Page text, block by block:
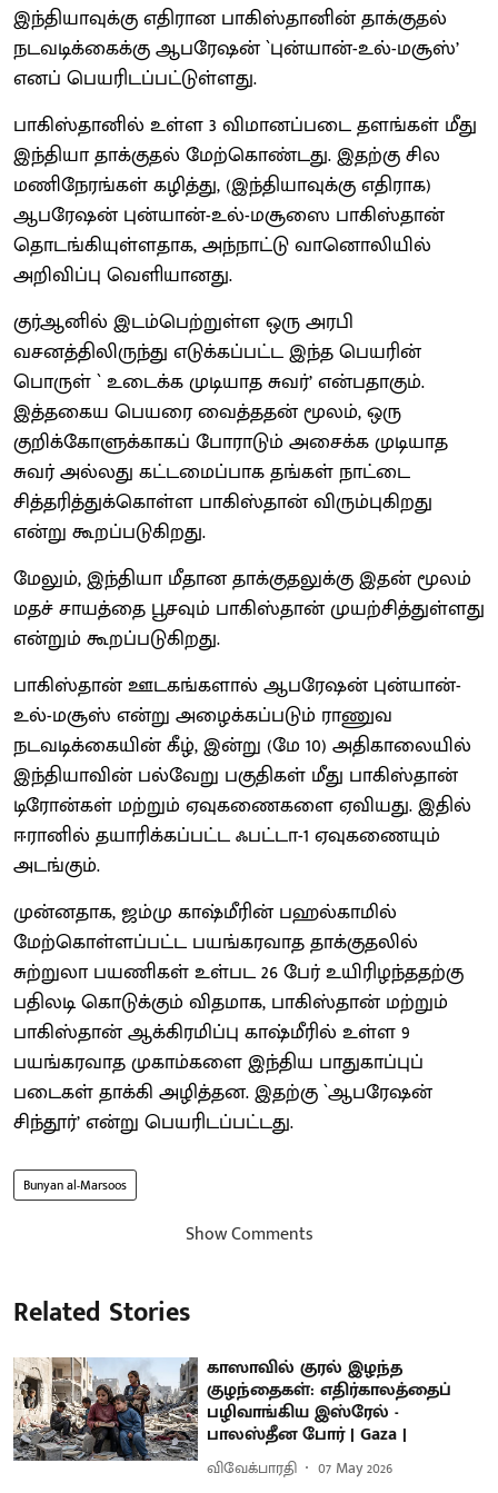
இந்தியாவுக்கு எதிரான பாகிஸ்தானின் தாக்குதல்
நடவடிக்கைக்கு ஆபரேஷன் `புன்யான்-உல்-மசூஸ்’
எனப் பெயரிடப்பட்டுள்ளது.
பாகிஸ்தானில் உள்ள 3 விமானப்படை தளங்கள் மீது
இந்தியா தாக்குதல் மேற்கொண்டது. இதற்கு சில
மணிநேரங்கள் கழித்து, (இந்தியாவுக்கு எதிராக)
ஆபரேஷன் புன்யான்-உல்-மசூஸை பாகிஸ்தான்
தொடங்கியுள்ளதாக, அந்நாட்டு வானொலியில்
அறிவிப்பு வெளியானது.
குர்ஆனில் இடம்பெற்றுள்ள ஒரு அரபி
வசனத்திலிருந்து எடுக்கப்பட்ட இந்த பெயரின்
பொருள் ` உடைக்க முடியாத சுவர்’ என்பதாகும்.
இத்தகைய பெயரை வைத்ததன் மூலம், ஒரு
குறிக்கோளுக்காகப் போராடும் அசைக்க முடியாத
சுவர் அல்லது கட்டமைப்பாக தங்கள் நாட்டை
சித்தரித்துக்கொள்ள பாகிஸ்தான் விரும்புகிறது
என்று கூறப்படுகிறது.
மேலும், இந்தியா மீதான தாக்குதலுக்கு இதன் மூலம்
மதச் சாயத்தை பூசவும் பாகிஸ்தான் முயற்சித்துள்ளது
என்றும் கூறப்படுகிறது.
பாகிஸ்தான் ஊடகங்களால் ஆபரேஷன் புன்யான்-
உல்-மசூஸ் என்று அழைக்கப்படும் ராணுவ
நடவடிக்கையின் கீழ், இன்று (மே 10) அதிகாலையில்
இந்தியாவின் பல்வேறு பகுதிகள் மீது பாகிஸ்தான்
டிரோன்கள் மற்றும் ஏவுகணைகளை ஏவியது. இதில்
ஈரானில் தயாரிக்கப்பட்ட ஃபட்டா-1 ஏவுகணையும்
அடங்கும்.
முன்னதாக, ஜம்மு காஷ்மீரின் பஹல்காமில்
மேற்கொள்ளப்பட்ட பயங்கரவாத தாக்குதலில்
சுற்றுலா பயணிகள் உள்பட 26 பேர் உயிரிழந்ததற்கு
பதிலடி கொடுக்கும் விதமாக, பாகிஸ்தான் மற்றும்
பாகிஸ்தான் ஆக்கிரமிப்பு காஷ்மீரில் உள்ள 9
பயங்கரவாத முகாம்களை இந்திய பாதுகாப்புப்
படைகள் தாக்கி அழித்தன. இதற்கு `ஆபரேஷன்
சிந்தூர்’ என்று பெயரிடப்பட்டது.
Bunyan al-Marsoos
Show Comments
Related Stories
காஸாவில் குரல் இழந்த
குழந்தைகள்: எதிர்காலத்தைப்
பழிவாங்கிய இஸ்ரேல் -
பாலஸ்தீன போர் | Gaza |
விவேக்பாரதி 07 May 2026